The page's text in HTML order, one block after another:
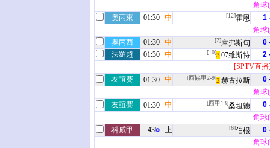
角球
奧丙東
01:30 中 [12]霍恩
1
角球
奧丙西
01:30 中 [2]庫弗斯甸
0
法羅超
01:30 中 [10]3 07维斯特
2
[SPTV直
友誼賽
01:30 中 [西協甲2-9]2 赫古拉斯
0
角球
友誼賽
01:30 中 [西甲13]桑坦德
0
角球
科威甲
43' 上 [6]伯根
0
角球